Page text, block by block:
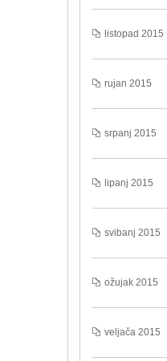
listopad 2015
rujan 2015
srpanj 2015
lipanj 2015
svibanj 2015
ožujak 2015
veljača 2015